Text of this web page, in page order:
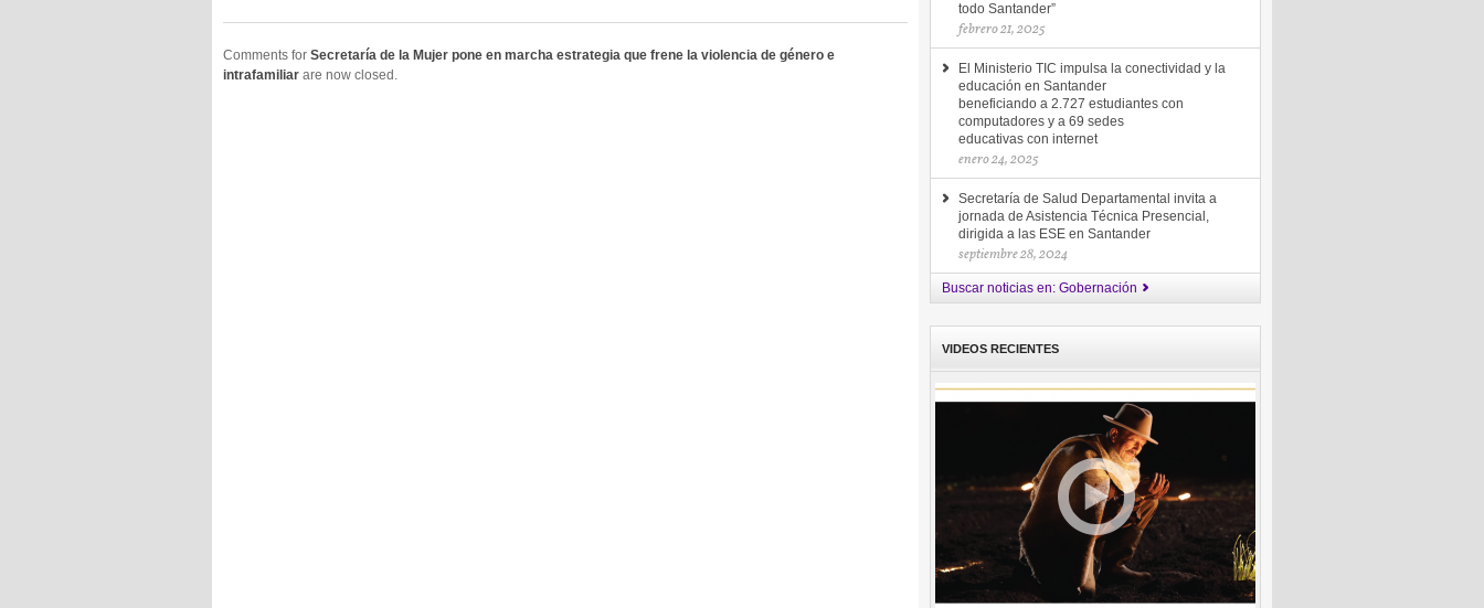
Comments for Secretaría de la Mujer pone en marcha estrategia que frene la violencia de género e
intrafamiliar are now closed.
todo Santander”
febrero 21, 2025
El Ministerio TIC impulsa la conectividad y la
educación en Santander
beneficiando a 2.727 estudiantes con
computadores y a 69 sedes
educativas con internet
enero 24, 2025
Secretaría de Salud Departamental invita a
jornada de Asistencia Técnica Presencial,
dirigida a las ESE en Santander
septiembre 28, 2024
Buscar noticias en: Gobernación
VIDEOS RECIENTES